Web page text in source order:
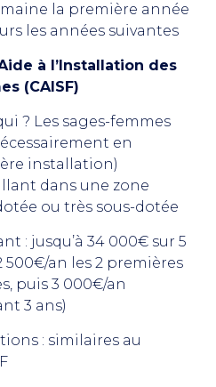
la première année
les années suivantes
à l’Installation des
(CAISF)
? Les sages-femmes
en
installation)
dans une zone
ou très sous-dotée
: jusqu’à 34 000€ sur 5
500€/an les 2 premières
puis 3 000€/an
3 ans)
: similaires au